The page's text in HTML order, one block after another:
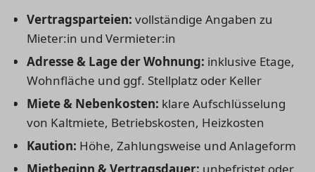
Vertragsparteien: vollständige Angaben zu
Mieter:in und Vermieter:in
Adresse & Lage der Wohnung: inklusive Etage,
Wohnfläche und ggf. Stellplatz oder Keller
Miete & Nebenkosten: klare Aufschlüsselung
von Kaltmiete, Betriebskosten, Heizkosten
Kaution: Höhe, Zahlungsweise und Anlageform
Mietbeginn & Vertragsdauer: unbefristet oder